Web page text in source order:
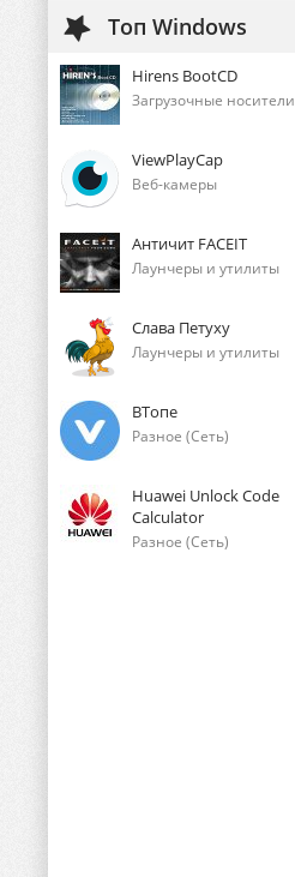
Топ Windows
Hirens BootCD
Загрузочные носители
ViewPlayCap
Веб-камеры
Античит FACEIT
Лаунчеры и утилиты
Слава Петуху
Лаунчеры и утилиты
ВТопе
Разное (Сеть)
Huawei Unlock Code
Calculator
Разное (Сеть)